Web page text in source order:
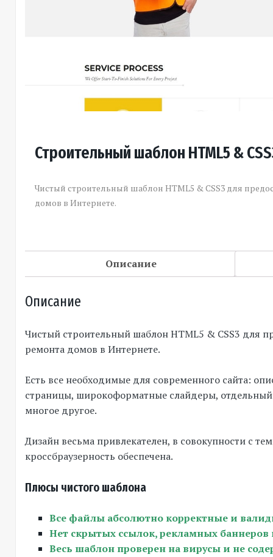
Строительный шаблон HTML5 &
Чистый строительный шаблон HTML5 & CSS3 для
домов в Интернете.
Описание
Описание
Чистый строительный шаблон HTML5 & CSS3 для
ремонта домов в Интернете.
Есть все необходимые для современного сайта:
страницы, широкоформатные слайдеры,
многое другое.
Дизайн весьма привлекателен, в совокупности с
кроссбраузерность обеспечена.
Плюсы чистого шаблона
Все файлы абсолютно корректные и
Нет скрытых ссылок, рекламных
Весь шаблон проверен на вирусы и не